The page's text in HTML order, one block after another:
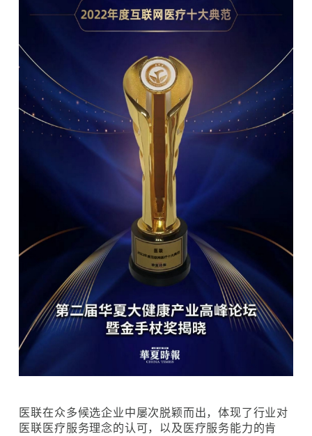
医联在众多候选企业中屡次脱颖而出，体现了行业对
医联医疗服务理念的认可，以及医疗服务能力的肯